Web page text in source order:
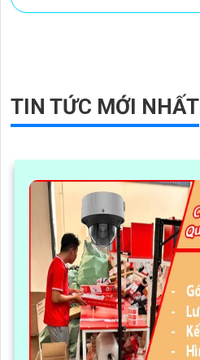
TIN TỨC MỚI NHẤT